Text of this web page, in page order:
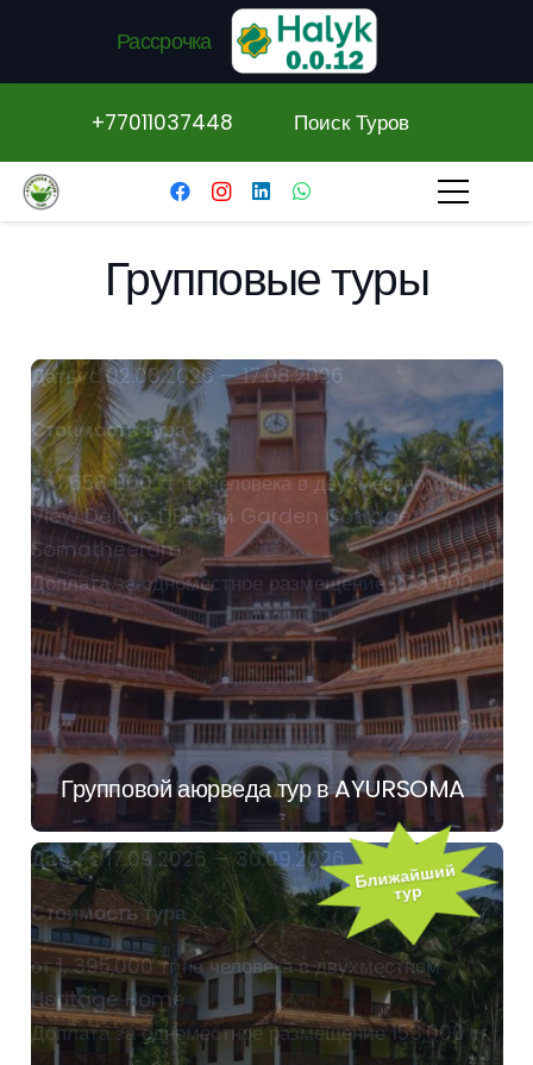
Рассрочка
+77011037448 Поиск Туров
Групповые туры
Групповой аюрведа тур в AYURSOMA
Датыс 02.08.2026 — 17.08.2026
Стоимость тура
от 1 658 000 тг на человека в двухместном Hill
View Deluxe DBL или Garden Cottage
Somatheeram
Доплата за одноместное размещение 276 000 тг
Датыс 17.09.2026 — 30.09.2026
Стоимость тура
от 1, 395,000 тг на человека в двухместном
Heritage Home
Доплата за одноместное размещение 153,000 тг
Ближайший
тур